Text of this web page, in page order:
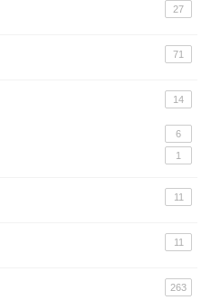
27
71
14
6
1
11
11
263